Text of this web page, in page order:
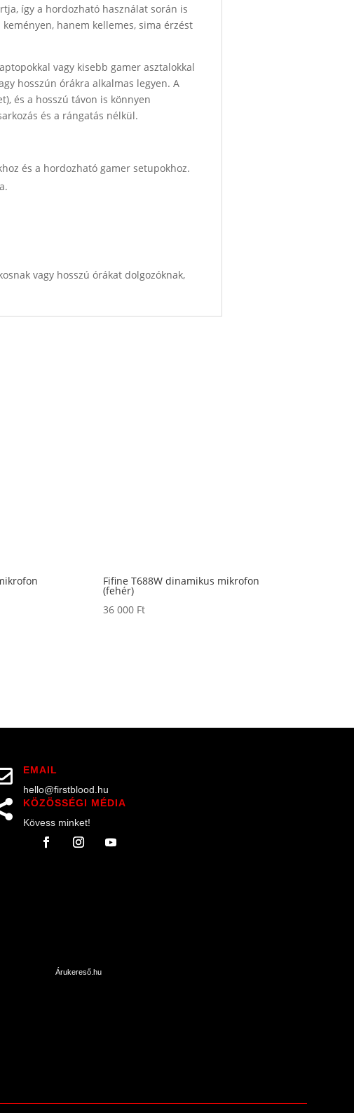
így a hordozható használat során is
hanem kellemes, sima érzést
vagy kisebb gamer asztalokkal
hosszún órákra alkalmas legyen. A
és a hosszú távon is könnyen
és a rángatás nélkül.
és a hordozható gamer setupokhoz.
vagy hosszú órákat dolgozóknak,
Fifine T688W dinamikus mikrofon
(fehér)
36 000 Ft
EMAIL
hello@firstblood.hu
KÖZÖSSÉGI MÉDIA
Kövess minket!
Árukereső.hu